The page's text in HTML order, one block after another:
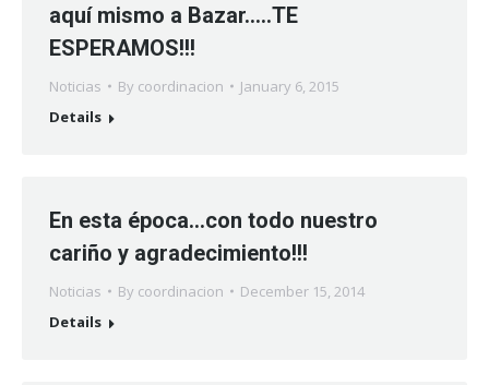
aquí mismo a Bazar…..TE
ESPERAMOS!!!
Noticias By coordinacion
January 6, 2015
Details
En esta época…con todo nuestro
cariño y agradecimiento!!!
Noticias By coordinacion
December 15, 2014
Details